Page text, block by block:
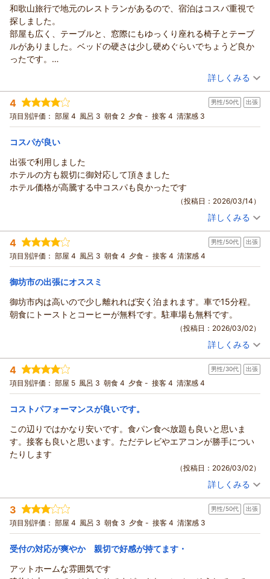
す。
ＢｉｚＨｏｔｅｌ（ビズホテル） 紀伊由良からの返信
Biz Hotel 紀伊由良をご利用いただきましてありがとうございま
した。
ご感想をご投稿いただきましたこと御礼申し上げます。
ベッドサイドのLEDスタンドの件、ご不便をお掛けしまして申
直ぐチェックし交換対応を行います。
今後も快適にご利用頂けるように努めて参ります。
またのご利用を従業員一同、心よりお待ち申し上げておりま
す。
Biz Hotel 紀伊由良 片山
和歌山旅行で地元のレストランがあるので、宿泊はコスパ重視で
探しました。
部屋も広く、テーブルと、窓際にもゆっくり座れる椅子とテーブ
ルがありました。ベッドの硬さは少し硬めぐらいでちょうど良か
ったです。
部屋の古さは感じましたが、清潔にされていました。
最低限のアメニティは揃っています。タオル、シャンプーリンス
ボディーソープ、歯ブラシ、カミソリ。
Wi-Fiもあり、ゆっくり過ごせました。
朝食は、食パンに、2種類のジャム、バターがありました。
の値段でありがたかったです。
（投稿日：2026/03/22）
宿泊時期： 2026年03月宿泊 (家族旅行)
投稿者： さちさん(女性/40代)
宿泊プラン： 【１４日前】早期申込みでお得！早割１４プラン♪（無料軽朝
食サービス）
ツイン 朝のみ
宿泊価格帯： 3,001～4,000円(大人一人あたり/税込)
ＢｉｚＨｏｔｅｌ（ビズホテル） 紀伊由良からの返信
Biz Hotel 紀伊由良をご利用いただきましてありがとうございま
した。ご感想をご投稿いただきましたこと御礼申し上げます。
今後も快適にご利用頂けるように努めて参ります。またのご利
用を従業員一同、心よりお待ち申し上げております。
Biz Hotel 紀伊由良 田渕
（返信日：2026/03/25）
詳しくみる
4 男性/50代 出張
項目別評価： 部屋 4 風呂 3 朝食 2 夕食 - 接客 4 清潔感 3
コスパが良い
出張で利用しました
ホテルの方も親切に御対応して頂きました
ホテル価格が高騰する中コスパも良かったです
（投稿日：2026/03/14）
投稿者： カツミさん(男性/50代)
宿泊プラン： 【長期３連泊割】３連泊以上の方 限定プラン（軽朝食無料）
シングル 朝のみ
宿泊価格帯： 4,001～5,000円(大人一人あたり/税込)
Biz Hotel 紀伊由良をご利用いただきましてありがとうございま
した。
ご感想をご投稿いただきましたこと御礼申し上げます。
今後も快適にご利用頂けるように努めて参ります。
またのご利用を従業員一同、心よりお待ち申し上げておりま
す。
（返信日：2026/03/15）
詳しくみる
4 男性/50代 出張
項目別評価： 部屋 4 風呂 3 朝食 4 夕食 - 接客 4 清潔感 4
御坊市の出張にオススミ
御坊市内は高いので少し離れれば安く泊まれます。車で15分程。
朝食にトーストとコーヒーが無料です。駐車場も無料です。
（投稿日：2026/03/02）
投稿者： ヤマモトさん(男性/50代)
宿泊プラン： 【長期３連泊割】３連泊以上の方 限定プラン（軽朝食無料）
シングル 朝のみ
宿泊価格帯： 4,001～5,000円(大人一人あたり/税込)
Biz Hotel 紀伊由良をご利用いただきましてありがとうございま
した。
ご感想をご投稿いただきましたこと御礼申し上げます。
今後も快適にご利用頂けるように努めて参ります。
またのご利用を従業員一同、心よりお待ち申し上げておりま
す。
（返信日：2026/03/03）
詳しくみる
4 男性/30代 出張
項目別評価： 部屋 5 風呂 3 朝食 4 夕食 - 接客 4 清潔感 4
コストパフォーマンスが良いです。
この辺りではかなり安いです。食パン食べ放題も良いと思いま
す。接客も良いと思います。ただテレビやエアコンが勝手につい
たりします
（投稿日：2026/03/02）
投稿者： ゆうたさん(男性/30代)
宿泊プラン： 【お日にち限定ＳＡＬＥ♪】■１泊軽朝食付■ベストプライス！
シングル 朝のみ
宿泊価格帯： 4,001～5,000円(大人一人あたり/税込)
Biz Hotel 紀伊由良をご利用いただきましてありがとうございま
詳しくみる
3 男性/50代 出張
項目別評価： 部屋 4 風呂 3 朝食 3 夕食 - 接客 4 清潔感 3
受付の対応が爽やか 親切で好感が持てます・
アットホームな雰囲気です